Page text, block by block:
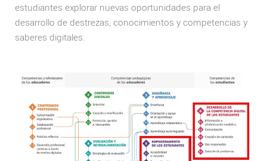
estudiantes explorar nuevas oportunidades para el
desarrollo de destrezas, conocimientos y competencias y
saberes digitales.